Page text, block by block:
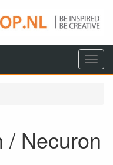
Menu
/ Necuron